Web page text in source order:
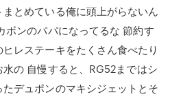
とめている俺に頭上がらないん
ボンのパパになってるな 節約す
レステーキをたくさん食べたり
の 自慢すると、RG52まではシ
デュポンのマキシジェットとそ